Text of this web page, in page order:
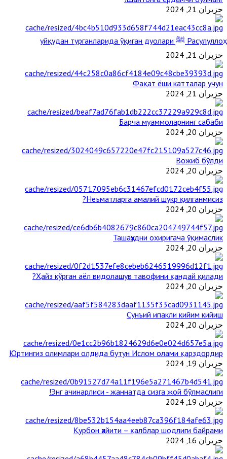
حزيران 21, 2024
Расулуллоҳ ﷺ уйқудан турганларида ўқиган дуолари
حزيران 21, 2024
Фақат ёши катталар учун
حزيران 21, 2024
Барча муаммоларнинг сабаби
حزيران 20, 2024
Вожиб бўлди
حزيران 20, 2024
Неъматларга амалий шукр қилганмисиз?
حزيران 20, 2024
Ташаҳҳудни охиригача ўқимаслик
حزيران 20, 2024
Ҳайз кўрган аёл видолашув тавофини қандай қилади?
حزيران 20, 2024
Сунъий ипакли кийим кийиш
حزيران 20, 2024
Юртингиз олимлари олдида бутун Ислом олами қарздордир
حزيران 19, 2024
Энг ачинарлиси - жаннатда сизга жой бўлмаслиги!
حزيران 19, 2024
Қурбон ҳайити – қалблар шодлиги байрами
حزيران 16, 2024